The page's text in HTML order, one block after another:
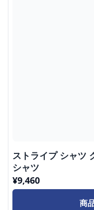
ストライプ シャツ
シャツ
¥9,460
商